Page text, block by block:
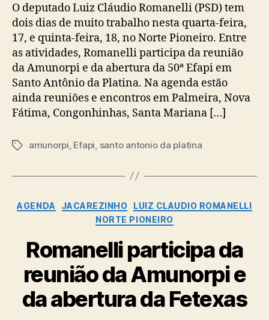
O deputado Luiz Cláudio Romanelli (PSD) tem
dois dias de muito trabalho nesta quarta-feira,
17, e quinta-feira, 18, no Norte Pioneiro. Entre
as atividades, Romanelli participa da reunião
da Amunorpi e da abertura da 50ª Efapi em
Santo Antônio da Platina. Na agenda estão
ainda reuniões e encontros em Palmeira, Nova
Fátima, Congonhinhas, Santa Mariana […]
Tagsamunorpi Efapi santo antonio da platina
Categorias
AGENDA JACAREZINHO
LUIZ CLAUDIO ROMANELLI
NORTE PIONEIRO
Romanelli participa da
reunião da Amunorpi e
da abertura da Fetexas